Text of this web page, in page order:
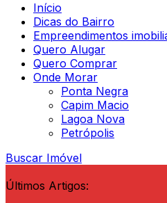
Início
Dicas do Bairro
Empreendimentos
Quero Alugar
Quero Comprar
Onde Morar
Ponta Negra
Capim Macio
Lagoa Nova
Petrópolis
Buscar Imóvel
Últimos Artigos: